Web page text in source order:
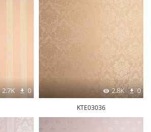
2.7K 0 2.8K 0
KTE03036